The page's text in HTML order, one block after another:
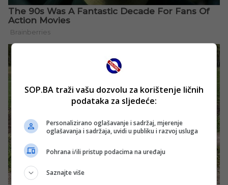
SOP.BA traži vašu dozvolu za korištenje ličnih
podataka za sljedeće:
Personalizirano oglašavanje i sadržaj, mjerenje
oglašavanja i sadržaja, uvidi u publiku i razvoj usluga
Pohrana i/ili pristup podacima na uređaju
Saznajte više